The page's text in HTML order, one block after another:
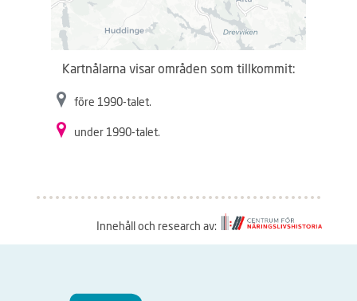
Kartnålarna visar områden som tillkommit:
före 1990-talet.
under 1990-talet.
Innehåll och research av: